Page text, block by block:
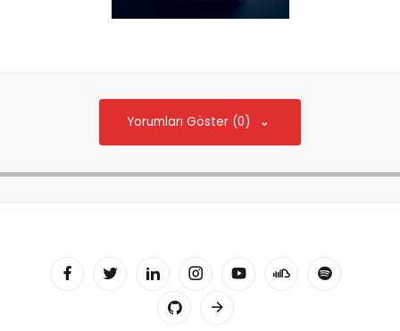
Yorumları Göster (0)